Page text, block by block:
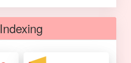
Indexing